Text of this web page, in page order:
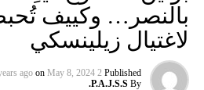
بالنصر… وكييف
لاغتيال زيلينسكي
Published
2 years ago
on May 8, 2024
By
P.A.J.S.S.